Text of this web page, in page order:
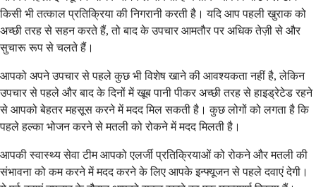
किसी भी तत्काल प्रतिक्रिया की निगरानी करती है। यदि आप पहली खुराक को
अच्छी तरह से सहन करते हैं, तो बाद के उपचार आमतौर पर अधिक तेज़ी से और
सुचारू रूप से चलते हैं।
आपको अपने उपचार से पहले कुछ भी विशेष खाने की आवश्यकता नहीं है, लेकिन
उपचार से पहले और बाद के दिनों में खूब पानी पीकर अच्छी तरह से हाइड्रेटेड रहने
से आपको बेहतर महसूस करने में मदद मिल सकती है। कुछ लोगों को लगता है कि
पहले हल्का भोजन करने से मतली को रोकने में मदद मिलती है।
आपकी स्वास्थ्य सेवा टीम आपको एलर्जी प्रतिक्रियाओं को रोकने और मतली की
संभावना को कम करने में मदद करने के लिए आपके इन्फ्यूजन से पहले दवाएं देगी।